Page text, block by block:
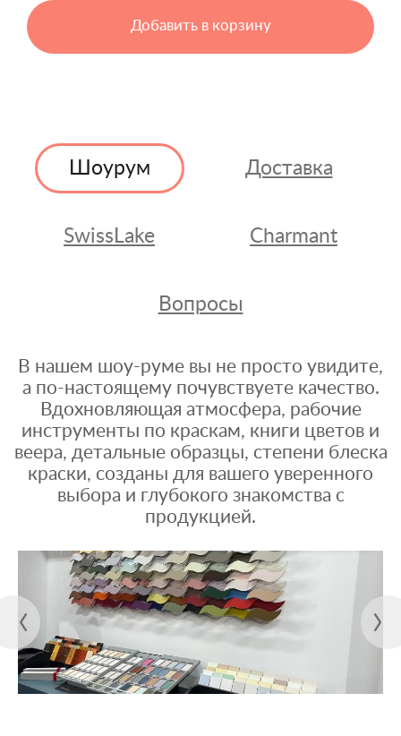
Добавить в корзину
Шоурум Доставка
SwissLake Charmant
Вопросы
В нашем шоу-руме вы не просто увидите,
а по-настоящему почувствуете качество.
Вдохновляющая атмосфера, рабочие
инструменты по краскам, книги цветов и
веера, детальные образцы, степени блеска
краски, созданы для вашего уверенного
выбора и глубокого знакомства с
продукцией.